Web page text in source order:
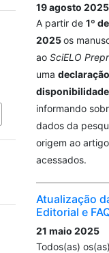
19 agosto 2025
A partir de 1º
2025os
ao SciELO
uma
informando
dados da
origem ao
acessados.
Atualização
Editorial e
21 maio 2025
Todos(as)